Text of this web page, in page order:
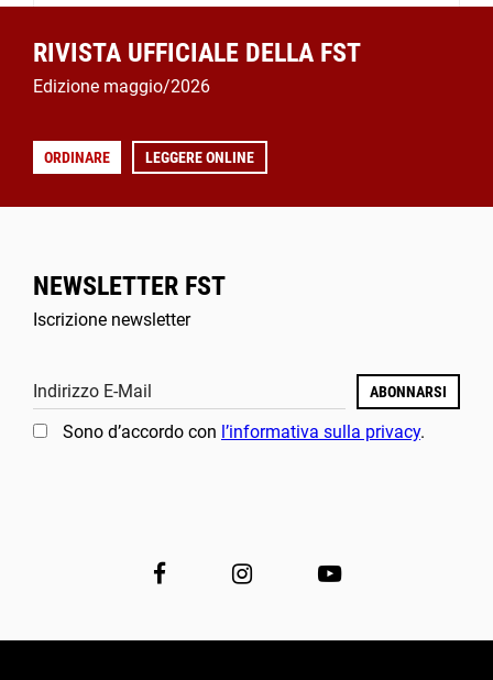
RIVISTA UFFICIALE DELLA FST
Edizione maggio/2026
ORDINARE LEGGERE ONLINE
NEWSLETTER FST
Iscrizione newsletter
Indirizzo E-Mail ABONNARSI
Sono d’accordo con l’informativa sulla privacy.